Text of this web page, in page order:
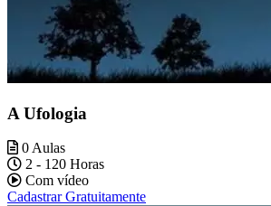
A Ufologia
0 Aulas
2 - 120 Horas
Com vídeo
Cadastrar Gratuitamente